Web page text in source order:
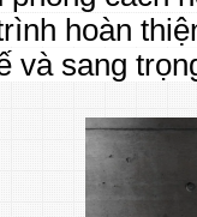
hoàn
và sang